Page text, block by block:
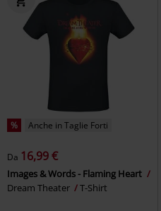
% Anche in Taglie Forti
Da 16,99 €
Images & Words - Flaming Heart
Dream Theater
T-Shirt